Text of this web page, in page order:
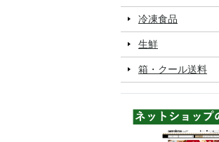
冷凍食品
生鮮
箱・クール送料